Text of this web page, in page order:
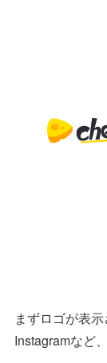
まずロゴが表
Instagramなど、